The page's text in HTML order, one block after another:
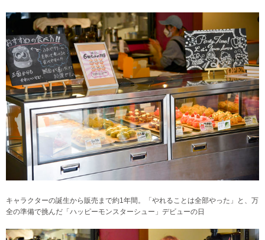
キャラクターの誕生から販売まで約1年間。「やれることは全部やった」と、万
全の準備で挑んだ「ハッピーモンスターシュー」デビューの日